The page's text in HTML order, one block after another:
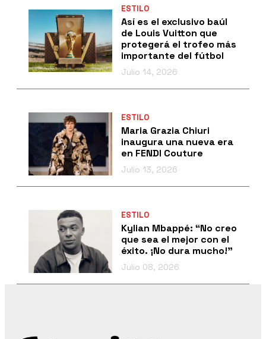
ESTILO
Así es el exclusivo baúl
de Louis Vuitton que
protegerá el trofeo más
importante del fútbol
Julio 14, 2026
ESTILO
Maria Grazia Chiuri
inaugura una nueva era
en FENDI Couture
Julio 13, 2026
ESTILO
Kylian Mbappé: “No creo
que sea el mejor con el
éxito. ¡No dura mucho!”
Julio 08, 2026